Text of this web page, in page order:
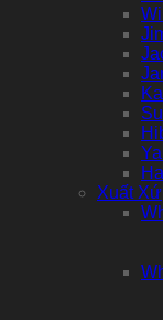
Xuất Xứ